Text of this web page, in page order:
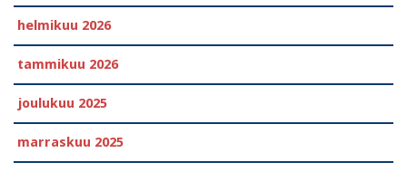
helmikuu 2026
tammikuu 2026
joulukuu 2025
marraskuu 2025